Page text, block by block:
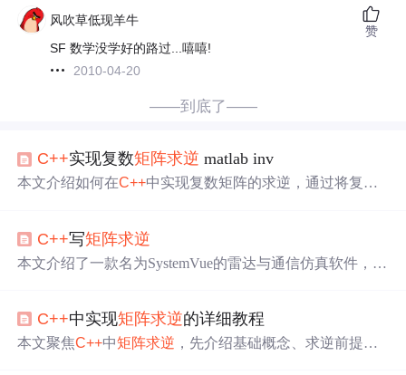
风吹草低现羊牛
SF 数学没学好的路过...嘻嘻!
2010-04-20
赞
——到底了——
C++实现复数矩阵求逆 matlab inv
本文介绍如何在C++中实现复数矩阵的求逆，通过将复数
C++写矩阵求逆
本文介绍了一款名为SystemVue的雷达与通信仿真软件，并
题。C++中实现矩阵求逆的详细教程
本文聚焦C++中矩阵求逆 ，先介绍基础概念、求逆前提与